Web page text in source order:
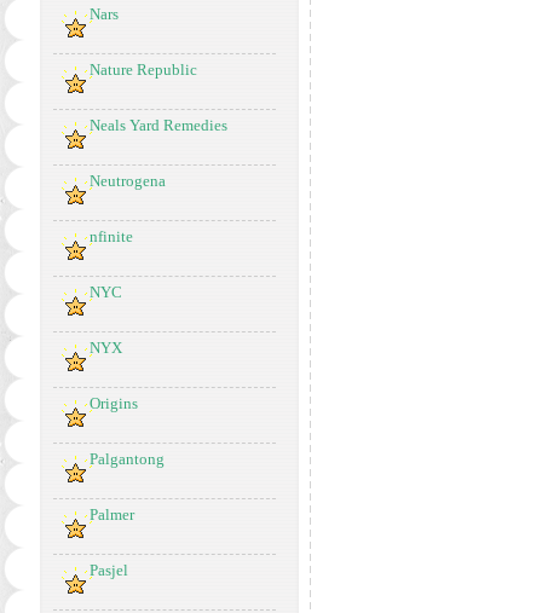
Nars
Nature Republic
Neals Yard Remedies
Neutrogena
nfinite
NYC
NYX
Origins
Palgantong
Palmer
Pasjel